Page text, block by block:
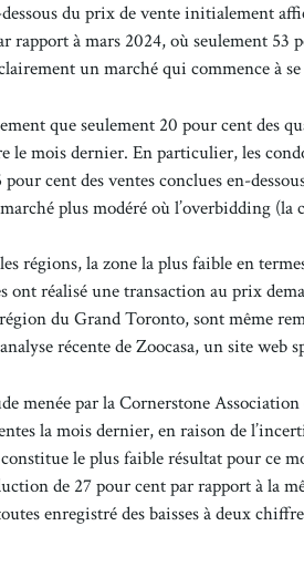
du prix de vente initialement
à mars 2024, où seulement 53
un marché qui commence à
que seulement 20 pour cent des
le mois dernier. En particulier, les
cent des ventes conclues en-
plus modéré où l’overbidding
régions, la zone la plus faible en
ont réalisé une transaction au prix
du Grand Toronto, sont même
récente de Zoocasa, un site web
menée par la Cornerstone
la mois dernier, en raison de
le plus faible résultat pour ce
de 27 pour cent par rapport à la
enregistré des baisses à deux